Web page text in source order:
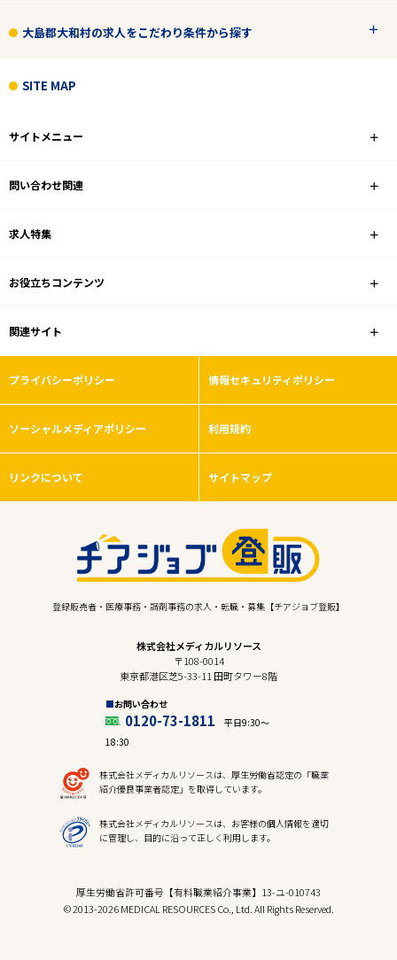
エリアで探す
大島郡大和村
業種
雇用形態
こだわり条件
フリーワード
大島郡大和村の求人をこだわり条件から探す
SITE MAP
サイトメニュー
問い合わせ関連
求人特集
お役立ちコンテンツ
関連サイト
プライバシーポリシー 情報セキュリティポリシー
ソーシャルメディアポリシー 利用規約
リンクについて サイトマップ
登録販売者・医療事務・調剤事務の求人・転職・募集【チアジョブ登販】
株式会社メディカルリソース
〒108-0014
東京都港区芝5-33-11 田町タワー8階
お問い合わせ
0120-73-1811
平日9:30〜
18:30
株式会社メディカルリソースは、厚生労働省認定の「職業
紹介優良事業者認定」を取得しています。
株式会社メディカルリソースは、お客様の個人情報を適切
に管理し、目的に沿って正しく利用します。
厚生労働省許可番号【有料職業紹介事業】13-ユ-010743
© 2013-2026 MEDICAL RESOURCES Co., Ltd. All Rights Reserved.